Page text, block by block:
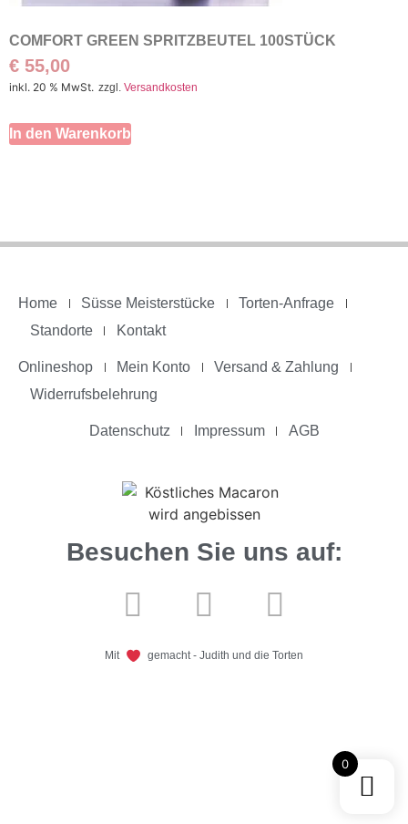
COMFORT GREEN SPRITZBEUTEL 100STÜCK
€ 55,00
inkl. 20 % MwSt. zzgl. Versandkosten
In den Warenkorb
Home Süsse Meisterstücke
Torten-Anfrage
Standorte
Kontakt
Onlineshop Mein Konto
Versand & Zahlung
Widerrufsbelehrung
Datenschutz Impressum AGB
Besuchen Sie uns auf:
Mit gemacht - Judith und die Torten
0